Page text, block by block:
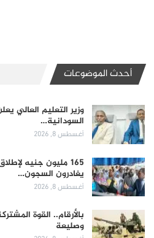
أحدث الموضوعات
وزير التعليم العالي
السودانية…
أغسطس 8, 2026
يغادرون السجون…
أغسطس 8, 2026
بالأرقام.. القوة
وصليعة